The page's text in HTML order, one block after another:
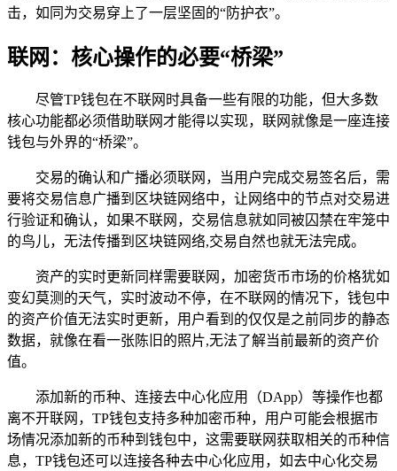
击，如同为交易穿上了一层坚固的“防护衣”。
联网：核心操作的必要“桥梁”
尽管TP钱包在不联网时具备一些有限的功能，但大多数
核心功能都必须借助联网才能得以实现，联网就像是一座连接
钱包与外界的“桥梁”。
交易的确认和广播必须联网，当用户完成交易签名后，需
要将交易信息广播到区块链网络中，让网络中的节点对交易进
行验证和确认，如果不联网，交易信息就如同被囚禁在牢笼中
的鸟儿，无法传播到区块链网络,交易自然也就无法完成。
资产的实时更新同样需要联网，加密货币市场的价格犹如
变幻莫测的天气，实时波动不停，在不联网的情况下，钱包中
的资产价值无法实时更新，用户看到的仅仅是之前同步的静态
数据，就像在看一张陈旧的照片,无法了解当前最新的资产价
值。
添加新的币种、连接去中心化应用（DApp）等操作也都
离不开联网，TP钱包支持多种加密币种，用户可能会根据市
场情况添加新的币种到钱包中，这需要联网获取相关的币种信
息，TP钱包还可以连接各种去中心化应用，如去中心化交易